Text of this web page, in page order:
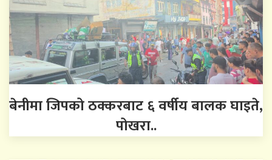
बेनीमा जिपको ठक्करबाट ६ वर्षीय बालक घाइते,
पोखरा..